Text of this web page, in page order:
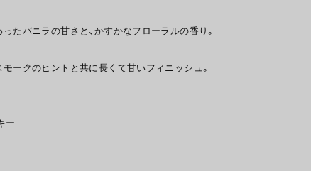
たバニラの甘さと、かすかなフローラルの香り。
ークのヒントと共に長くて甘いフィニッシュ。
ー